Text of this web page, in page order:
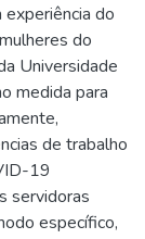
do
do
Universidade
medida para
de trabalho
19
servidoras
específico,